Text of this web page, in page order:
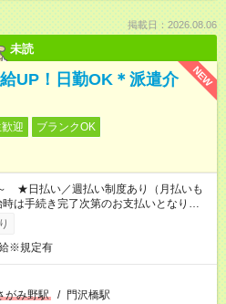
掲載日：2026.08.06
未読
NEW
UP！日勤OK＊派遣介
迎
ブランクOK
★日払い／週払い制度あり（月払いも
は手続き完了次第のお支払いとなりま
※規定有
がみ野駅 / 門沢橋駅